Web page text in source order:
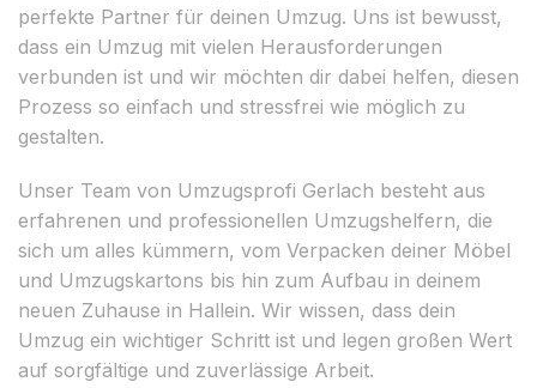
perfekte Partner für deinen Umzug. Uns ist bewusst,
dass ein Umzug mit vielen Herausforderungen
verbunden ist und wir möchten dir dabei helfen, diesen
Prozess so einfach und stressfrei wie möglich zu
gestalten.
Unser Team von Umzugsprofi Gerlach besteht aus
erfahrenen und professionellen Umzugshelfern, die
sich um alles kümmern, vom Verpacken deiner Möbel
und Umzugskartons bis hin zum Aufbau in deinem
neuen Zuhause in Hallein. Wir wissen, dass dein
Umzug ein wichtiger Schritt ist und legen großen Wert
auf sorgfältige und zuverlässige Arbeit.